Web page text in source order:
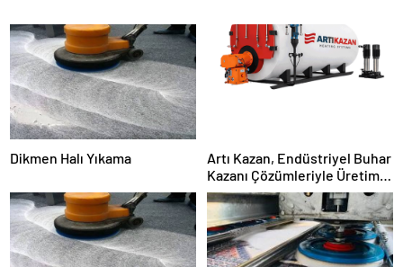
Dikmen Halı Yıkama
Artı Kazan, Endüstriyel Buhar
Kazanı Çözümleriyle Üretim
Tesislerine Verimli Sistemler
Sunuyor